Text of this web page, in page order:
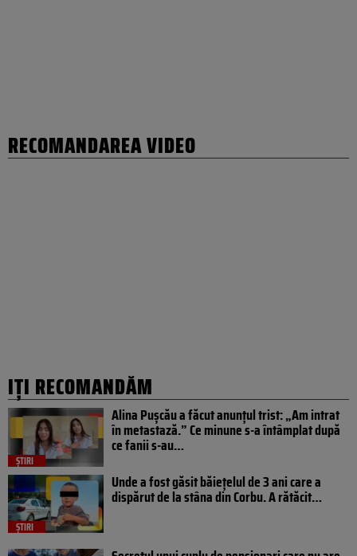
RECOMANDAREA VIDEO
IȚI RECOMANDĂM
ȘTIRI
Alina Pușcău a făcut anunțul trist: „Am intrat
în metastază.” Ce minune s-a întâmplat după
ce fanii s-au…
ȘTIRI
Unde a fost găsit băiețelul de 3 ani care a
dispărut de la stâna din Corbu. A rătăcit…